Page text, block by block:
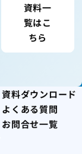
資料一
覧はこ
ちら
資料ダウンロード
よくある質問
お問合せ一覧